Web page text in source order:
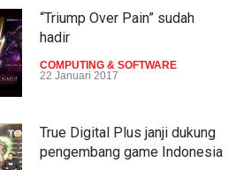
“Triump Over Pain” sudah
hadir
COMPUTING & SOFTWARE
22 Januari 2017
True Digital Plus janji dukung
pengembang game Indonesia